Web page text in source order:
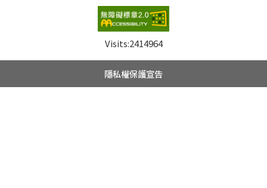
Visits:2414964
隱私權保護宣告